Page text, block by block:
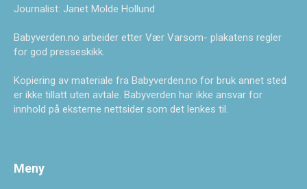
Journalist: Janet Molde Hollund
Babyverden.no arbeider etter Vær Varsom- plakatens regler
for god presseskikk.
Kopiering av materiale fra Babyverden.no for bruk annet sted
er ikke tillatt uten avtale. Babyverden har ikke ansvar for
innhold på eksterne nettsider som det lenkes til.
Meny